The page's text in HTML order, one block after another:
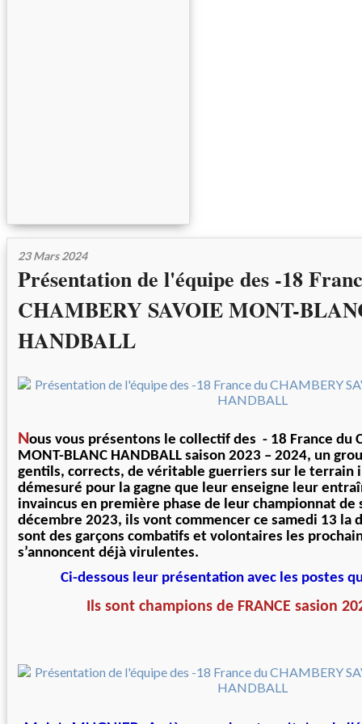
23 Mars 2024
Présentation de l'équipe des -18
CHAMBERY SAVOIE MONT-
HANDBALL
Nous vous présentons le collectif des - 18 France du
MONT-BLANC HANDBALL saison 2023 – 2024, un
gentils, corrects, de véritable guerriers sur le terrain
démesuré pour la gagne que leur enseigne leur
invaincus en première phase de leur championnat de
décembre 2023, ils vont commencer ce samedi 13 la
sont des garçons combatifs et volontaires les
s’annoncent déjà virulentes.
Ci-dessous leur présentation avec les postes
Ils sont champions de FRANCE sasion